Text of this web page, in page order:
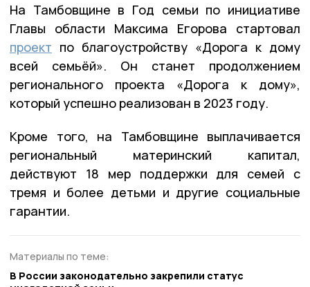
На Тамбовщине в Год семьи по инициативе
Главы области Максима Егорова стартовал
проект по благоустройству «Дорога к дому
всей семьёй». Он станет продолжением
регионального проекта «Дорога к дому»,
который успешно реализован в 2023 году.
Кроме того, на Тамбовщине выплачивается
региональный материнский капитал,
действуют 18 мер поддержки для семей с
тремя и более детьми и другие социальные
гарантии.
Материалы по теме:
В России законодательно закрепили статус